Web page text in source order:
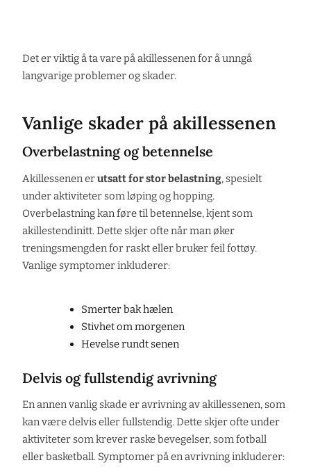
Det er viktig å ta vare på akillessenen for å unngå
langvarige problemer og skader.
Vanlige skader på akillessenen
Overbelastning og betennelse
Akillessenen erutsatt for stor belastning, spesielt
under aktiviteter som løping og hopping.
Overbelastning kan føre til betennelse, kjent som
akillestendinitt. Dette skjer ofte når man øker
treningsmengden for raskt eller bruker feil fottøy.
Vanlige symptomer inkluderer:
Smerter bak hælen
Stivhet om morgenen
Hevelse rundt senen
Delvis og fullstendig avrivning
En annen vanlig skade er avrivning av akillessenen, som
kan være delvis eller fullstendig. Dette skjer ofte under
aktiviteter som krever raske bevegelser, som fotball
eller basketball. Symptomer på en avrivning inkluderer: